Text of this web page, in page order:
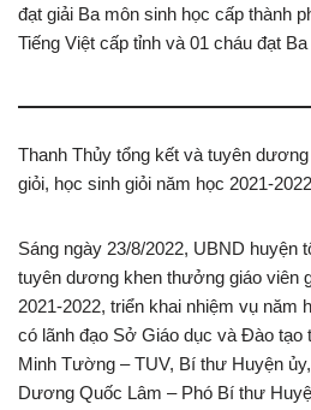
đạt giải Ba môn sinh học cấp thành
Tiếng Việt cấp tỉnh và 01 cháu đạt
Thanh Thủy tổng kết và tuyên
giỏi, học sinh giỏi năm học 2021-2022
Sáng ngày 23/8/2022, UBND huyện
tuyên dương khen thưởng giáo viên
2021-2022, triển khai nhiệm vụ năm
có lãnh đạo Sở Giáo dục và Đào tạo
Minh Tường – TUV, Bí thư Huyện
Dương Quốc Lâm – Phó Bí thư